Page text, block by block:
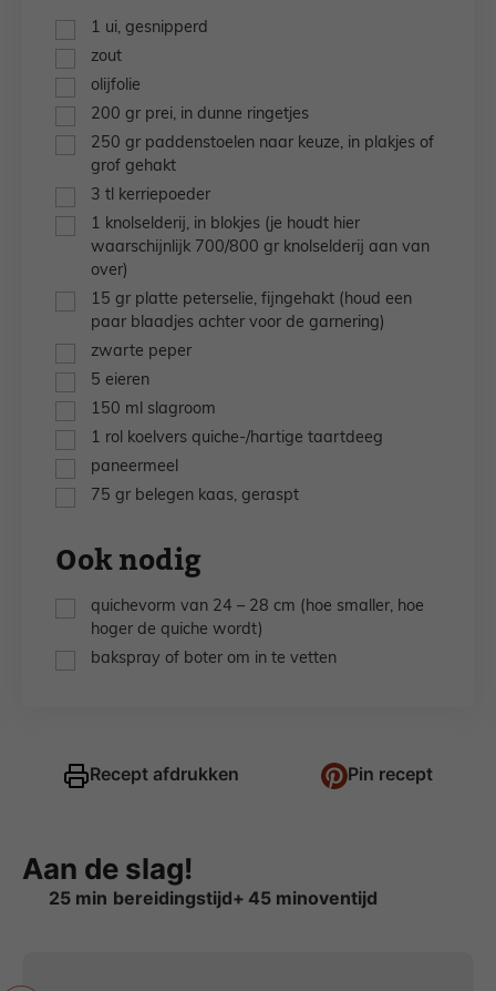
▢1 ui, gesnipperd
▢
zout
▢
olijfolie
▢
200 gr prei, in dunne ringetjes
▢
250 gr paddenstoelen naar keuze, in plakjes of
grof gehakt
▢
3 tl kerriepoeder
▢1 knolselderij, in blokjes (je houdt hier
waarschijnlijk 700/800 gr knolselderij aan van
over)
▢15 gr platte peterselie, fijngehakt (houd een
paar blaadjes achter voor de garnering)
▢
zwarte peper
▢
5 eieren
▢150 ml slagroom
▢1 rol koelvers quiche-/hartige taartdeeg
▢
paneermeel
▢75 gr belegen kaas, geraspt
Ook nodig
▢
quichevorm van 24 – 28 cm (hoe smaller, hoe
hoger de quiche wordt)
▢bakspray of boter om in te vetten
Recept afdrukken Pin recept
Aan de slag!
25minuten
min oventijd
45minuten
min